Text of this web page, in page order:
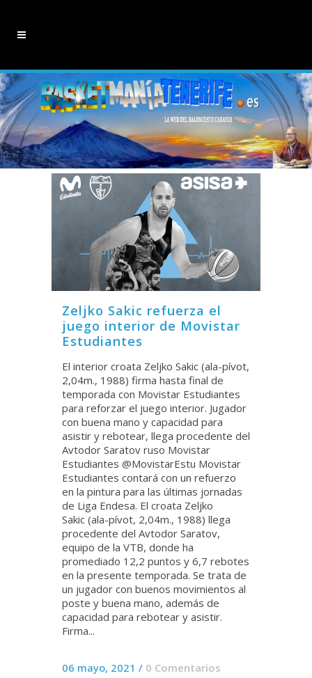
Zeljko Sakic refuerza el
juego interior de Movistar
Estudiantes
El interior croata Zeljko Sakic (ala-pívot,
2,04m., 1988) firma hasta final de
temporada con Movistar Estudiantes
para reforzar el juego interior. Jugador
con buena mano y capacidad para
asistir y rebotear, llega procedente del
Avtodor Saratov ruso Movistar
Estudiantes @MovistarEstu Movistar
Estudiantes contará con un refuerzo
en la pintura para las últimas jornadas
de Liga Endesa. El croata Zeljko
Sakic (ala-pívot, 2,04m., 1988) llega
procedente del Avtodor Saratov,
equipo de la VTB, donde ha
promediado 12,2 puntos y 6,7 rebotes
en la presente temporada. Se trata de
un jugador con buenos movimientos al
poste y buena mano, además de
capacidad para rebotear y asistir.
Firma...
06 mayo, 2021 / 0 Comentarios